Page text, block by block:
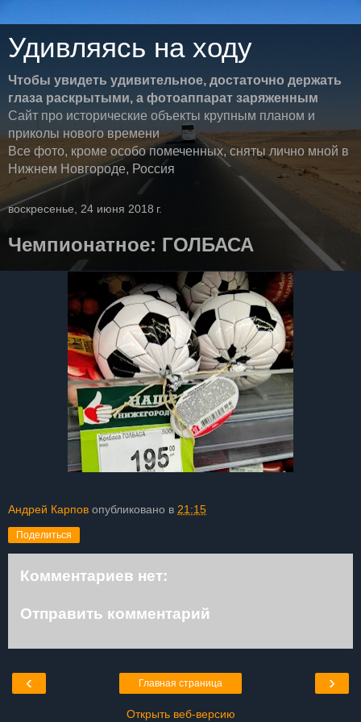
Удивляясь на ходу
Чтобы увидеть удивительное, достаточно держать
глаза раскрытыми, а фотоаппарат заряженным
Сайт про исторические объекты крупным планом и
приколы нового времени
Все фото, кроме особо помеченных, сняты лично мной в
Нижнем Новгороде, Россия
воскресенье, 24 июня 2018 г.
Чемпионатное: ГОЛБАСА
Андрей Карпов опубликовано в 21:15
Поделиться
Комментариев нет:
Отправить комментарий
‹ ›
Главная страница
Открыть веб-версию